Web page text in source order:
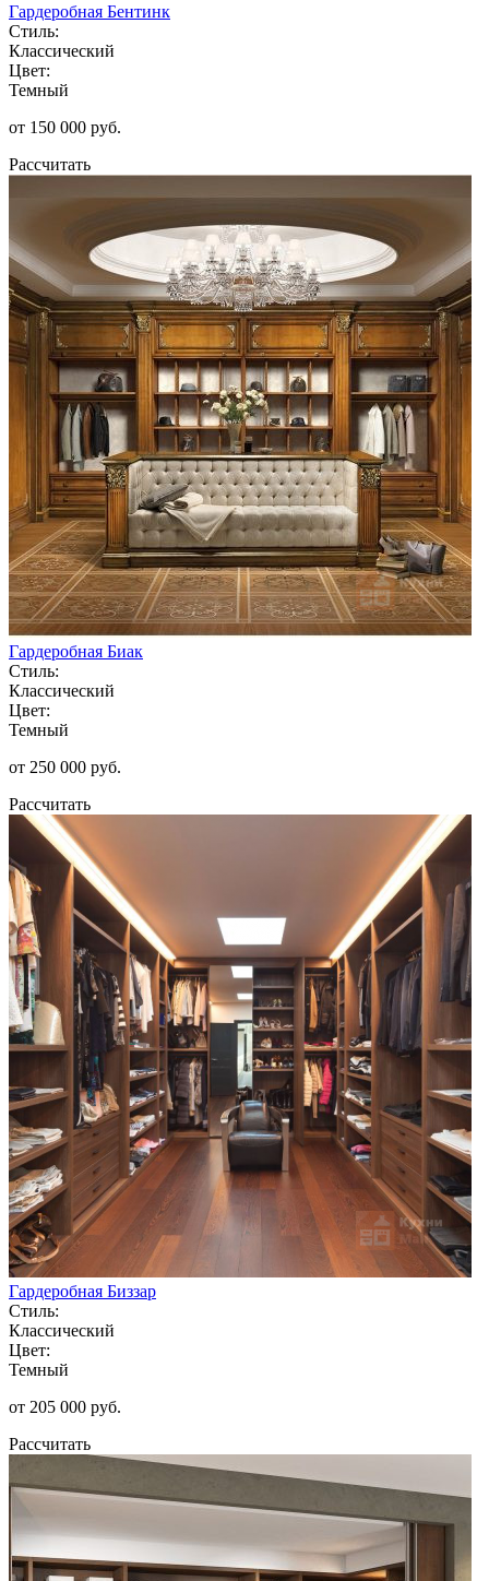
Гардеробная Бентинк
Стиль:
Классический
Цвет:
Темный
от 150 000 руб.
Рассчитать
Гардеробная Биак
Стиль:
Классический
Цвет:
Темный
от 250 000 руб.
Рассчитать
Гардеробная Биззар
Стиль:
Классический
Цвет:
Темный
от 205 000 руб.
Рассчитать